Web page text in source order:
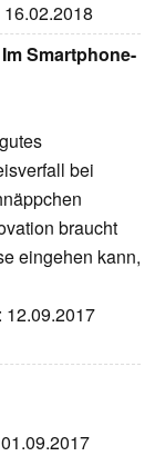
Smartphone-
bei
braucht
eingehen kann,
12.09.2017